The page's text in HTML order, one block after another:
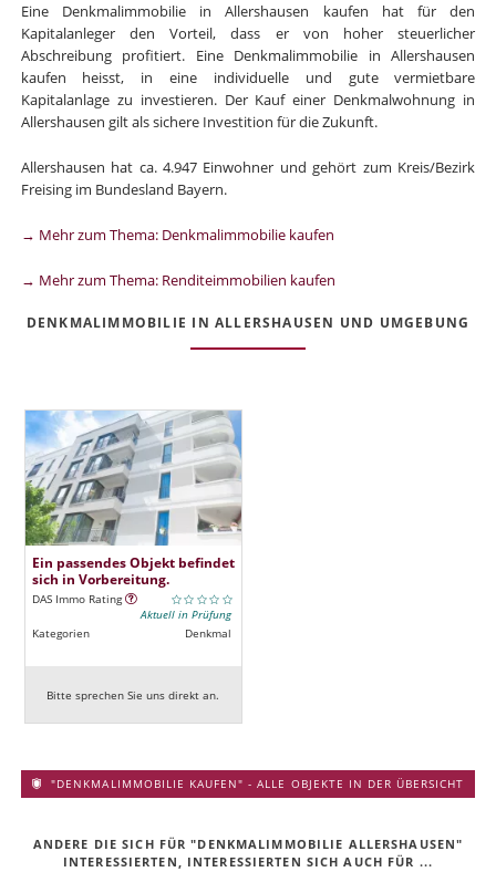
Eine Denkmalimmobilie in Allershausen kaufen hat für den
Kapitalanleger den Vorteil, dass er von hoher steuerlicher
Abschreibung profitiert. Eine Denkmalimmobilie in Allershausen
kaufen heisst, in eine individuelle und gute vermietbare
Kapitalanlage zu investieren. Der Kauf einer Denkmalwohnung in
Allershausen gilt als sichere Investition für die Zukunft.
Allershausen hat ca. 4.947 Einwohner und gehört zum Kreis/Bezirk
Freising im Bundesland Bayern.
→ Mehr zum Thema: Denkmalimmobilie kaufen
→ Mehr zum Thema: Renditeimmobilien kaufen
DENKMALIMMOBILIE IN ALLERSHAUSEN UND UMGEBUNG
Ein passendes Objekt befindet
sich in Vorbereitung.
DAS Immo Rating
Aktuell in Prüfung
Kategorien
Denkmal
Bitte sprechen Sie uns direkt an.
"DENKMALIMMOBILIE KAUFEN" - ALLE OBJEKTE IN DER ÜBERSICHT
ANDERE DIE SICH FÜR "DENKMALIMMOBILIE ALLERSHAUSEN"
INTERESSIERTEN, INTERESSIERTEN SICH AUCH FÜR ...